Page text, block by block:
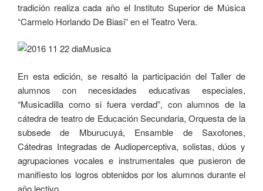
tradición realiza cada año el Instituto Superior de Música
“Carmelo Horlando De Biasi” en el Teatro Vera.
En esta edición, se resaltó la participación del Taller de
alumnos con necesidades educativas especiales,
“Musicadilla como si fuera verdad”, con alumnos de la
cátedra de teatro de Educación Secundaria, Orquesta de la
subsede de Mburucuyá, Ensamble de Saxofones,
Cátedras Integradas de Audioperceptiva, solistas, dúos y
agrupaciones vocales e instrumentales que pusieron de
manifiesto los logros obtenidos por los alumnos durante el
año lectivo.